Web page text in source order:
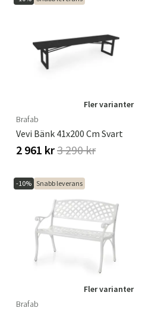
Fler varianter
Brafab
Vevi Bänk 41x200 Cm Svart
2 961 kr3 290 kr
-10% Snabb leverans
Fler varianter
Brafab